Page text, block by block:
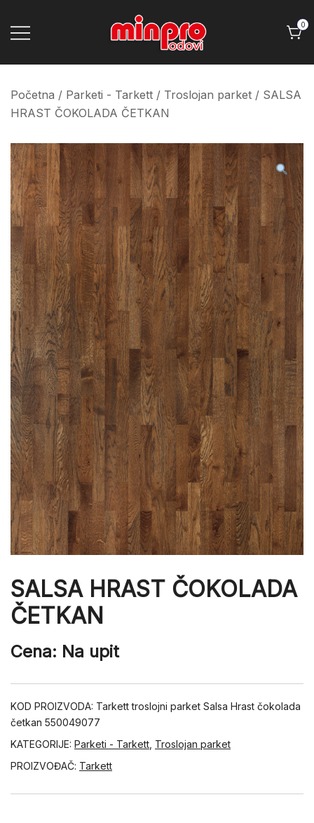
Minpro podovi
0
Početna / Parketi - Tarkett / Troslojan parket / SALSA
HRAST ČOKOLADA ČETKAN
SALSA HRAST ČOKOLADA
ČETKAN
Cena: Na upit
KOD PROIZVODA: Tarkett troslojni parket Salsa Hrast čokolada
četkan 550049077
KATEGORIJE: Parketi - Tarkett Troslojan parket
PROIZVOĐAČ: Tarkett